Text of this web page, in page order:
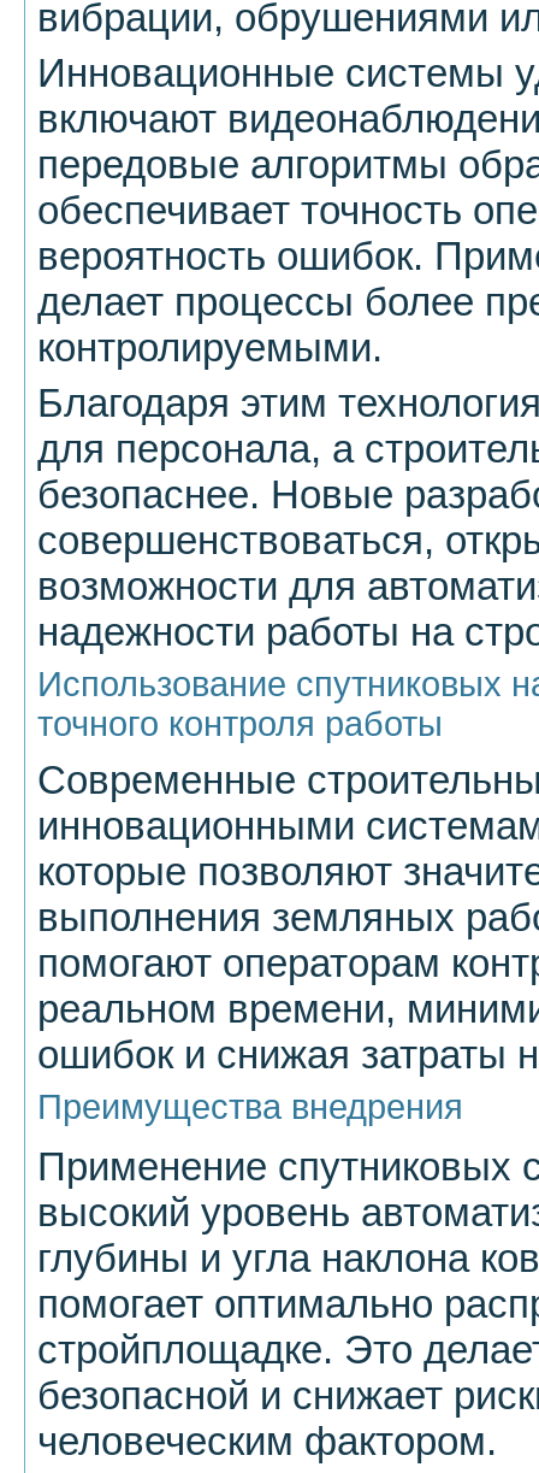
вибрации, обрушениями
Инновационные системы
включают
передовые алгоритмы
обеспечивает точность
вероятность ошибок.
делает процессы более
контролируемыми.
Благодаря этим
для персонала, а
безопаснее. Новые
совершенствоваться,
возможности для
надежности работы на
Использование спутниковых
точного контроля работы
Современные
инновационными
которые позволяют
выполнения земляных
помогают операторам
реальном времени,
ошибок и снижая затраты
Преимущества внедрения
Применение спутниковых
высокий уровень
глубины и угла наклона
помогает оптимально
стройплощадке. Это
безопасной и снижает
человеческим фактором.